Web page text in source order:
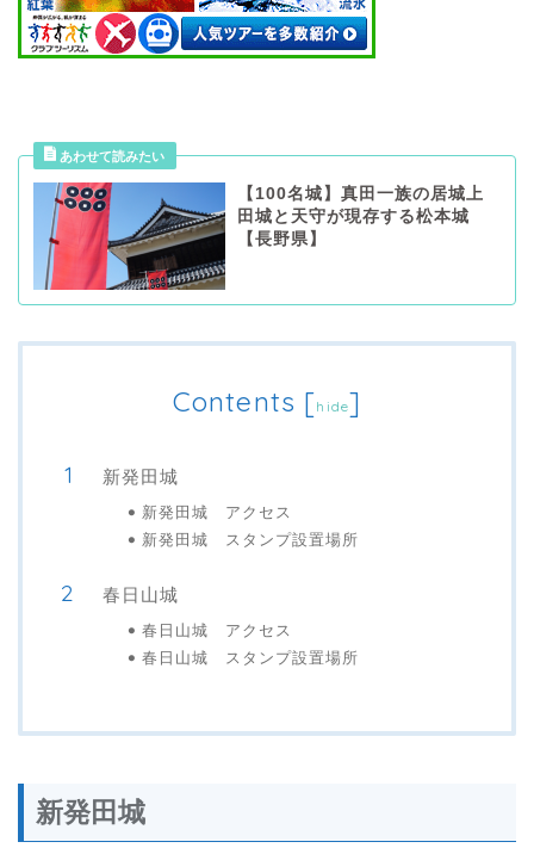
【100名城】真田一族の居城上
田城と天守が現存する松本城
【長野県】
Contents [hide]
新発田城
新発田城 アクセス
新発田城 スタンプ設置場所
春日山城
春日山城 アクセス
春日山城 スタンプ設置場所
新発田城